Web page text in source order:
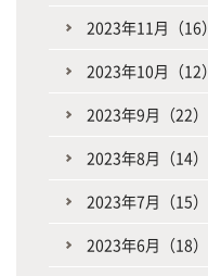
2023年11月（16）
2023年10月（12）
2023年9月（22）
2023年8月（14）
2023年7月（15）
2023年6月（18）